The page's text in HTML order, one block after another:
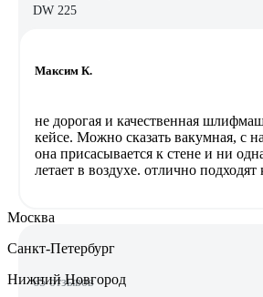
DW 225
Максим К.
не дорогая и качественная
кейсе. Можно сказать вакумная, с
она присасывается к стене и ни
летает в воздухе. отлично подходят
65 отзывов
Москва
Санкт-Петербург
Нижний Новгород